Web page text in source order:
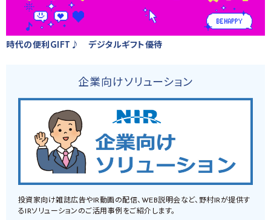
時代の便利GIFT♪ デジタルギフト優待
企業向けソリューション
投資家向け雑誌広告やIR動画の配信、WEB説明会など、野村IRが提供す
るIRソリューションのご活用事例をご紹介します。